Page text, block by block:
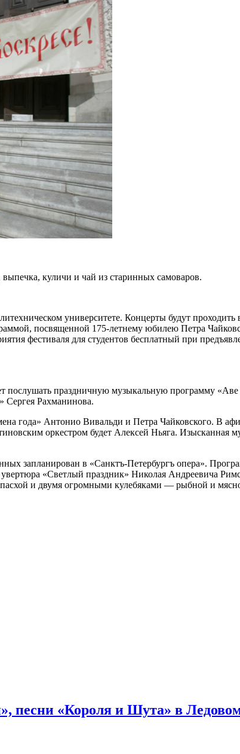
куличи и чай из старинных самоваров.
университете. Концерты будут
посвященной 175-летнему юбилею Петра
фестиваля для студентов бесплатный при
послушать праздничную музыкальную программу
Сергея Рахманинова.
года» Антонио Вивальди и Петра Чайковского. В
оркестром будет Алексей Ньяга. Изысканная
запланирован в «Санктъ-Петербургъ опера».
«Светлый праздник» Николая Андреевича
и двумя огромными кулебяками — рыбной и
песни «Короля и Шута» в